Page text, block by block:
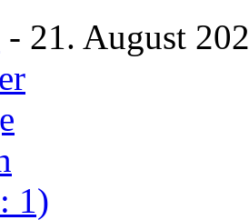
- 21. August